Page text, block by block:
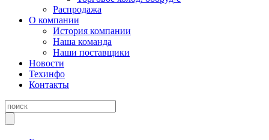
Распродажа
О компании
История компании
Наша команда
Наши поставщики
Новости
Техинфо
Контакты